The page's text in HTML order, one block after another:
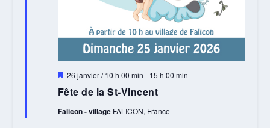
Fête de la St-Vincent
Mis
avant
26 janvier / 10 h 00 min - 15 h 00 min
Falicon - village FALICON, France